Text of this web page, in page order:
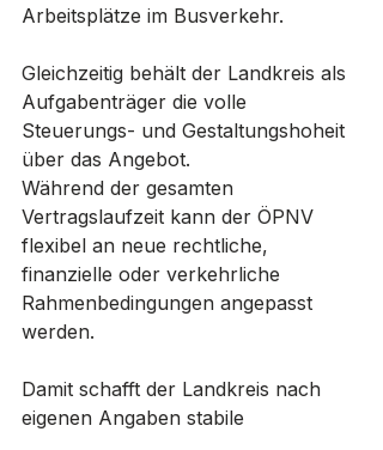
Arbeitsplätze im Busverkehr.
Gleichzeitig behält der Landkreis als
Aufgabenträger die volle
Steuerungs- und Gestaltungshoheit
über das Angebot.
Während der gesamten
Vertragslaufzeit kann der ÖPNV
flexibel an neue rechtliche,
finanzielle oder verkehrliche
Rahmenbedingungen angepasst
werden.
Damit schafft der Landkreis nach
eigenen Angaben stabile